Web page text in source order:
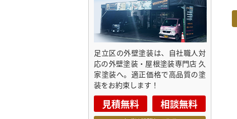
足立区の外壁塗装は、自社職人対
応の外壁塗装・屋根塗装専門店 久
家塗装へ。適正価格で高品質の塗
装をお約束します！
見積無料 相談無料